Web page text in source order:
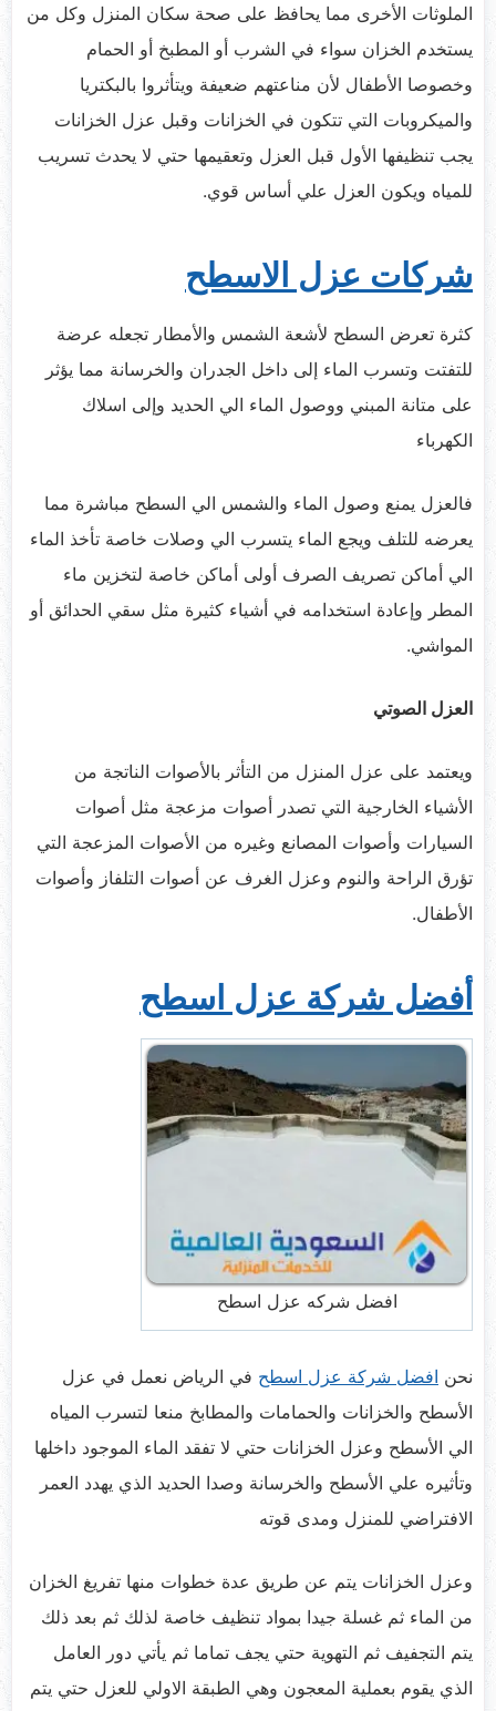
الملوثات الأخرى مما يحافظ على صحة سكان المنزل وكل من
يستخدم الخزان سواء في الشرب أو المطبخ أو الحمام
وخصوصا الأطفال لأن مناعتهم ضعيفة ويتأثروا بالبكتريا
والميكروبات التي تتكون في الخزانات وقبل عزل الخزانات
يجب تنظيفها الأول قبل العزل وتعقيمها حتي لا يحدث تسريب
للمياه ويكون العزل علي أساس قوي.
شركات عزل الاسطح
كثرة تعرض السطح لأشعة الشمس والأمطار تجعله عرضة
للتفتت وتسرب الماء إلى داخل الجدران والخرسانة مما يؤثر
على متانة المبني ووصول الماء الي الحديد وإلى اسلاك
الكهرباء
فالعزل يمنع وصول الماء والشمس الي السطح مباشرة مما
يعرضه للتلف ويجع الماء يتسرب الي وصلات خاصة تأخذ الماء
الي أماكن تصريف الصرف أولى أماكن خاصة لتخزين ماء
المطر وإعادة استخدامه في أشياء كثيرة مثل سقي الحدائق أو
المواشي.
العزل الصوتي
ويعتمد على عزل المنزل من التأثر بالأصوات الناتجة من
الأشياء الخارجية التي تصدر أصوات مزعجة مثل أصوات
السيارات وأصوات المصانع وغيره من الأصوات المزعجة التي
تؤرق الراحة والنوم وعزل الغرف عن أصوات التلفاز وأصوات
الأطفال.
أفضل شركة عزل اسطح
افضل شركه عزل اسطح
نحن افضل شركة عزل اسطح في الرياض نعمل في عزل
الأسطح والخزانات والحمامات والمطابخ منعا لتسرب المياه
الي الأسطح وعزل الخزانات حتي لا تفقد الماء الموجود داخلها
وتأثيره علي الأسطح والخرسانة وصدا الحديد الذي يهدد العمر
الافتراضي للمنزل ومدى قوته
وعزل الخزانات يتم عن طريق عدة خطوات منها تفريغ الخزان
من الماء ثم غسلة جيدا بمواد تنظيف خاصة لذلك ثم بعد ذلك
يتم التجفيف ثم التهوية حتي يجف تماما ثم يأتي دور العامل
الذي يقوم بعملية المعجون وهي الطبقة الاولي للعزل حتي يتم